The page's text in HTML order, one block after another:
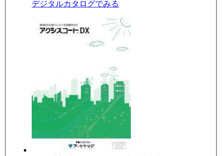
デジタルカタログでみる